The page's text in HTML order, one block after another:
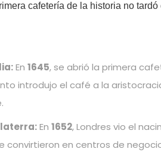
cafetería de la historia no tardó
En 1645, se abrió la primera
introdujo el café a la
En 1652, Londres vio el
convirtieron en centros de